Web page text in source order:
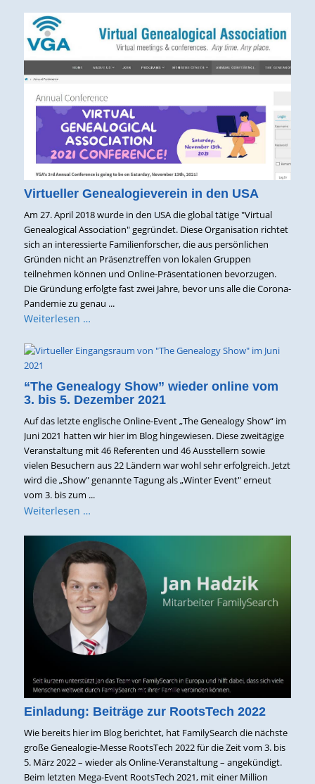
Virtueller Genealogieverein in den USA
Am 27. April 2018 wurde in den USA die global tätige "Virtual
Genealogical Association" gegründet. Diese Organisation richtet
sich an interessierte Familienforscher, die aus persönlichen
Gründen nicht an Präsenztreffen von lokalen Gruppen
teilnehmen können und Online-Präsentationen bevorzugen.
Die Gründung erfolgte fast zwei Jahre, bevor uns alle die Corona-
Pandemie zu genau ...
Weiterlesen …
“The Genealogy Show” wieder online vom
3. bis 5. Dezember 2021
Auf das letzte englische Online-Event „The Genealogy Show“ im
Juni 2021 hatten wir hier im Blog hingewiesen. Diese zweitägige
Veranstaltung mit 46 Referenten und 46 Ausstellern sowie
vielen Besuchern aus 22 Ländern war wohl sehr erfolgreich. Jetzt
wird die „Show" genannte Tagung als „Winter Event" erneut
vom 3. bis zum ...
Weiterlesen …
Einladung: Beiträge zur RootsTech 2022
Wie bereits hier im Blog berichtet, hat FamilySearch die nächste
große Genealogie-Messe RootsTech 2022 für die Zeit vom 3. bis
5. März 2022 – wieder als Online-Veranstaltung – angekündigt.
Beim letzten Mega-Event RootsTech 2021, mit einer Million